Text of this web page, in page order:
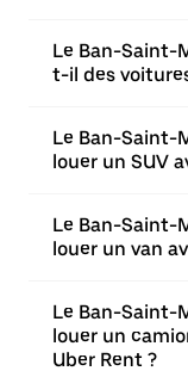
Le Ban-Saint-
t-il des
Le Ban-Saint-
louer un SUV
Le Ban-Saint-
louer un van
Le Ban-Saint-
louer un
Uber Rent ?